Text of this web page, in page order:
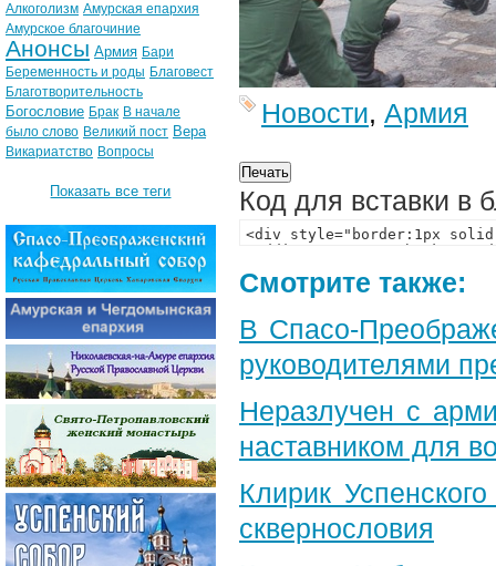
Новости, Армия
Код для вставки в
Смотрите также:
В Спасо-
руководителями
Неразлучен с
наставником для
Клирик
сквернословия
Алкоголизм Амурская епархия
Амурское благочиние
Анонсы Армия Бари
Беременность и роды Благовест
Благотворительность
Богословие Брак В начале
было слово Великий пост Вера
Викариатство Вопросы
Показать все теги